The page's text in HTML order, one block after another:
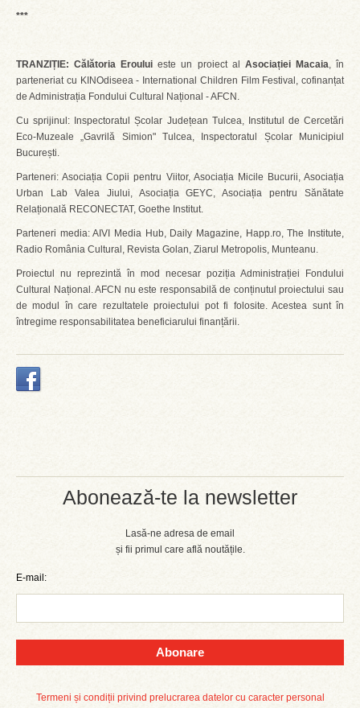
Abonează-te la newsletter
Lasă-ne adresa de email
și fii primul care află noutățile.
E-mail:
Abonare
Termeni și condiții privind prelucrarea datelor cu caracter personal
***
TRANZIȚIE: Călătoria Eroului este un proiect al Asociației Macaia, în
parteneriat cu KINOdiseea - International Children Film Festival, cofinanțat
de Administrația Fondului Cultural Național - AFCN.
Cu sprijinul: Inspectoratul Școlar Județean Tulcea, Institutul de Cercetări
Eco-Muzeale „Gavrilă Simion" Tulcea, Inspectoratul Școlar Municipiul
București.
Parteneri: Asociația Copii pentru Viitor, Asociația Micile Bucurii, Asociația
Urban Lab Valea Jiului, Asociația GEYC, Asociația pentru Sănătate
Relațională RECONECTAT, Goethe Institut.
Parteneri media: AIVI Media Hub, Daily Magazine, Happ.ro, The Institute,
Radio România Cultural, Revista Golan, Ziarul Metropolis, Munteanu.
Proiectul nu reprezintă în mod necesar poziția Administrației Fondului
Cultural Național. AFCN nu este responsabilă de conținutul proiectului sau
de modul în care rezultatele proiectului pot fi folosite. Acestea sunt în
întregime responsabilitatea beneficiarului finanțării.